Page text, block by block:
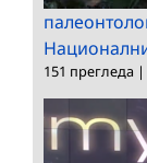
151 прегледа |